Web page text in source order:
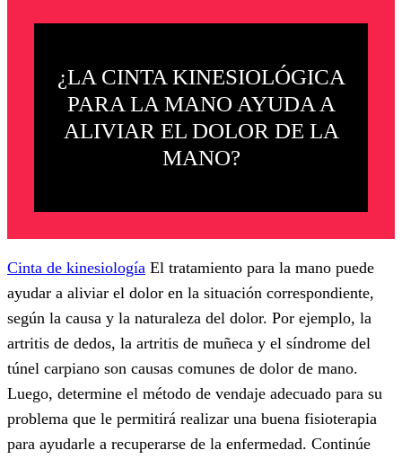
¿LA CINTA KINESIOLÓGICA
PARA LA MANO AYUDA A
ALIVIAR EL DOLOR DE LA
MANO?
Cinta de kinesiología El tratamiento para la mano puede
ayudar a aliviar el dolor en la situación correspondiente,
según la causa y la naturaleza del dolor. Por ejemplo, la
artritis de dedos, la artritis de muñeca y el síndrome del
túnel carpiano son causas comunes de dolor de mano.
Luego, determine el método de vendaje adecuado para su
problema que le permitirá realizar una buena fisioterapia
para ayudarle a recuperarse de la enfermedad. Continúe